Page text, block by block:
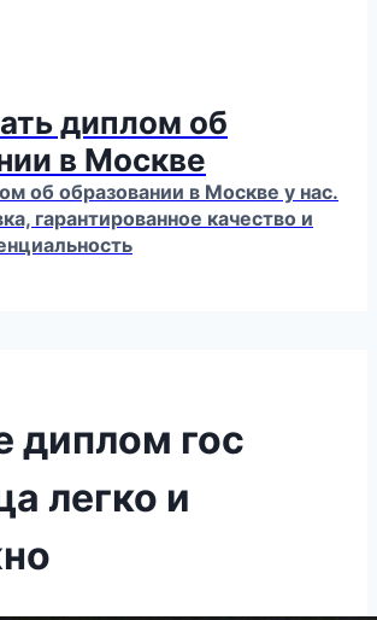
диплом об
в Москве
об образовании в Москве у нас.
гарантированное качество и
диплом гос
легко и